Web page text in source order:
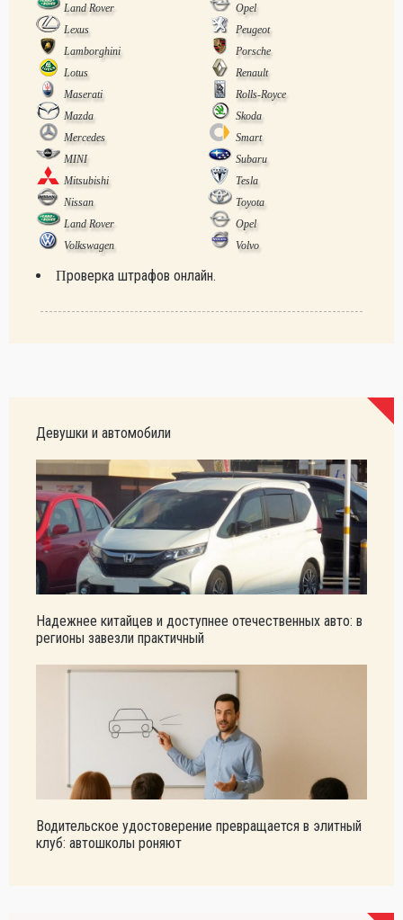
Land Rover
Opel
Lexus
Peugeot
Lamborghini
Porsche
Lotus
Renault
Maserati
Rolls-Royce
Mazda
Skoda
Mercedes
Smart
MINI
Subaru
Mitsubishi
Tesla
Nissan
Toyota
Land Rover
Opel
Volkswagen
Volvo
Проверка штрафов онлайн.
Девушки и автомобили
Надежнее китайцев и доступнее отечественных авто: в
регионы завезли практичный
Водительское удостоверение превращается в элитный
клуб: автошколы роняют